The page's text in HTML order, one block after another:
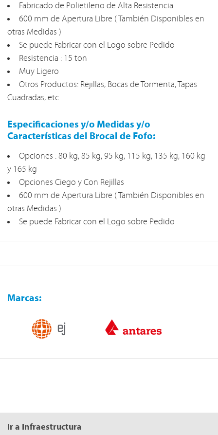
Fabricado de Polietileno de Alta Resistencia
600 mm de Apertura Libre ( También Disponibles en
otras Medidas )
Se puede Fabricar con el Logo sobre Pedido
Resistencia : 15 ton
Muy Ligero
Otros Productos: Rejillas, Bocas de Tormenta, Tapas
Cuadradas, etc
Especificaciones y/o Medidas y/o
Características del Brocal de Fofo:
Opciones : 80 kg, 85 kg, 95 kg, 115 kg, 135 kg, 160 kg
y 165 kg
Opciones Ciego y Con Rejillas
600 mm de Apertura Libre ( También Disponibles en
otras Medidas )
Se puede Fabricar con el Logo sobre Pedido
Marcas:
Ir a Infraestructura